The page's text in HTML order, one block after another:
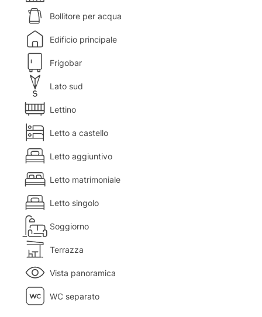
Bollitore per acqua
Edificio principale
Frigobar
Lato sud
Lettino
Letto a castello
Letto aggiuntivo
Letto matrimoniale
Letto singolo
Soggiorno
Terrazza
Vista panoramica
WC separato